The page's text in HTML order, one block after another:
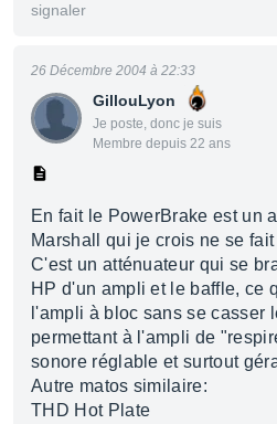
signaler
GillouLyon
Je poste, donc je suis
Membre depuis 22 ans
26 Décembre 2004 à 22:33
En fait le PowerBrake est un
Marshall qui je crois ne se
C'est un atténuateur qui se
HP d'un ampli et le baffle, ce
l'ampli à bloc sans se casser
permettant à l'ampli de
sonore réglable et surtout
Autre matos similaire:
THD Hot Plate